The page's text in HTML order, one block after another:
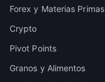
Forex y Materias Primas
Crypto
Pivot Points
Granos y Alimentos